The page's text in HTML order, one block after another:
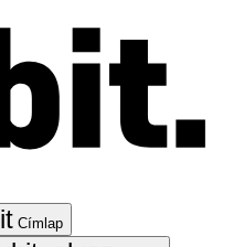
Címlap